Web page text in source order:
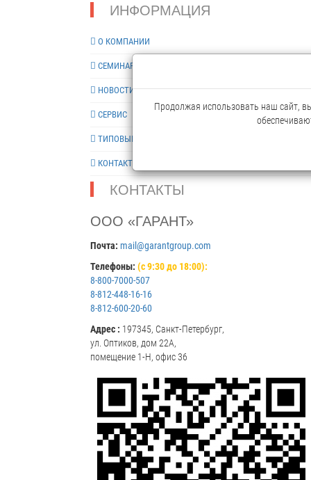
ИНФОРМАЦИЯ
О КОМПАНИИ
СЕМИНАРЫ
НОВОСТИ
СЕРВИС
ТИПОВЫЕ РЕШЕНИЯ
КОНТАКТЫ
КОНТАКТЫ
ООО «ГАРАНТ»
Почта: mail@garantgroup.com
Телефоны: (с 9:30 до 18:00):
8-800-7000-507
8-812-448-16-16
8-812-600-20-60
Адрес : 197345, Санкт-Петербург,
ул. Оптиков, дом 22А,
помещение 1-Н, офис 36
Продолжая использовать наш сайт,